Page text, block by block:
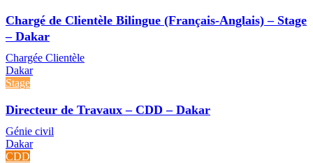
Chargé de Clientèle Bilingue (Français-Anglais) – Stage
– Dakar
Chargée Clientèle
Dakar
Stage
Directeur de Travaux – CDD – Dakar
Génie civil
Dakar
CDD